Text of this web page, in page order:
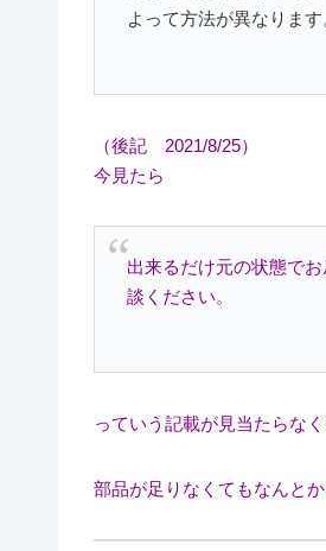
よって方法が異なります
（後記 2021/8/25）
今見たら
出来るだけ元の状態で
談ください。
っていう記載が見当たらなく
部品が足りなくてもなんと